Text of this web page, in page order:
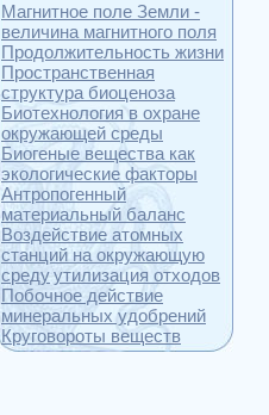
Магнитное поле Земли -
величина магнитного поля
Продолжительность жизни
Пространственная
структура биоценоза
Биотехнология в охране
окружающей среды
Биогеные вещества как
экологические факторы
Антропогенный
материальный баланс
Воздействие атомных
станций на окружающую
средуутилизация отходов
Побочное действие
минеральных удобрений
Круговороты веществ